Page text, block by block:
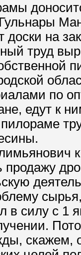
доски на
труд
по
едут к
в силу с 1
скажем,